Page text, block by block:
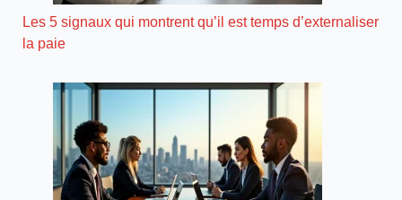
Les 5 signaux qui montrent qu’il est temps d’externaliser
la paie